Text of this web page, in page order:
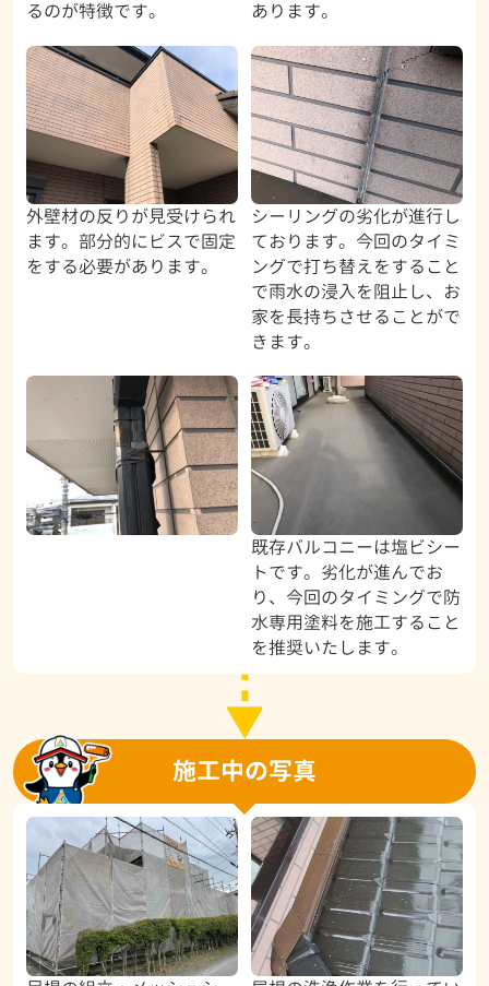
るのが特徴です。 あります。
外壁材の反りが見受けられ
ます。部分的にビスで固定
をする必要があります。
シーリングの劣化が進行し
ております。今回のタイミ
ングで打ち替えをすること
で雨水の浸入を阻止し、お
家を長持ちさせることがで
きます。
既存バルコニーは塩ビシー
トです。劣化が進んでお
り、今回のタイミングで防
水専用塗料を施工すること
を推奨いたします。
施工中の写真